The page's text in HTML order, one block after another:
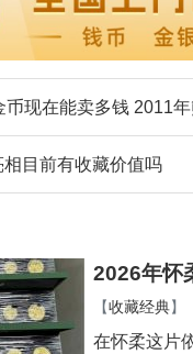
币现在能卖多钱 2011
目前有收藏价值吗
2026年怀
【收藏经典】
在怀柔这片